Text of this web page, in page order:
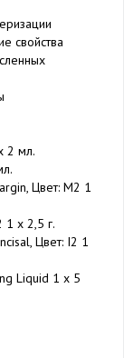
свойства
2 мл.
Цвет: M2 1
1 x 2,5 г.
Цвет: I2 1
Liquid 1 x 5